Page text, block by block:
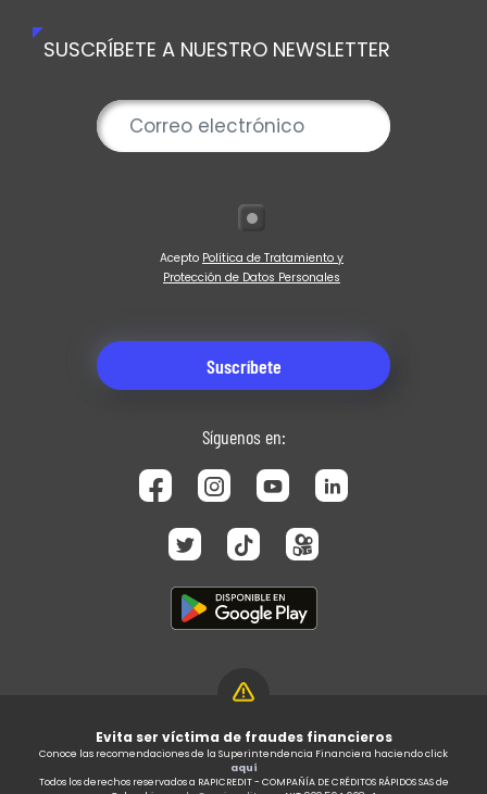
SUSCRÍBETE A NUESTRO NEWSLETTER
Acepto Política de Tratamiento y
Protección de Datos Personales
Síguenos en:
Evita ser víctima de fraudes financieros
Conoce las recomendaciones de la Superintendencia Financiera haciendo click
aquí
Todos los derechos reservados a RAPICREDIT - COMPAÑÍA DE CRÉDITOS RÁPIDOS SAS de